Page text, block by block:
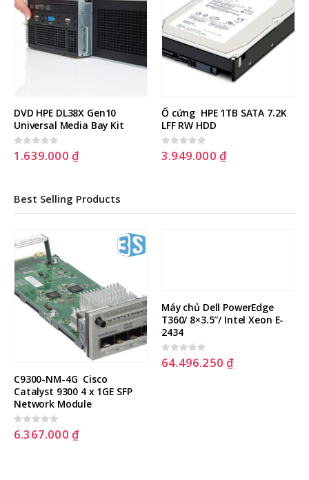
DVD HPE DL38X Gen10
Universal Media Bay Kit
0 out of 5
1.639.000 ₫
Ổ cứng  HPE 1TB SATA 7.2K
LFF RW HDD
0out of 5
3.949.000 ₫
Best Selling Products
C9300-NM-4G  Cisco
Catalyst 9300 4 x 1GE SFP
Network Module
0out of 5
6.367.000 ₫